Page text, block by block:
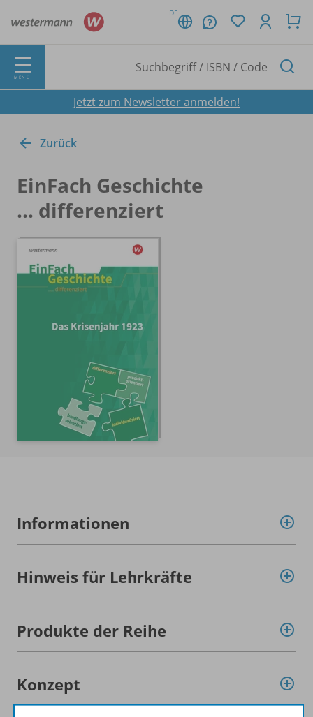
DE
MENÜ
Jetzt zum Newsletter anmelden!
Zurück
EinFach Geschichte
... differenziert
Informationen
Hinweis für Lehrkräfte
Produkte der Reihe
Konzept